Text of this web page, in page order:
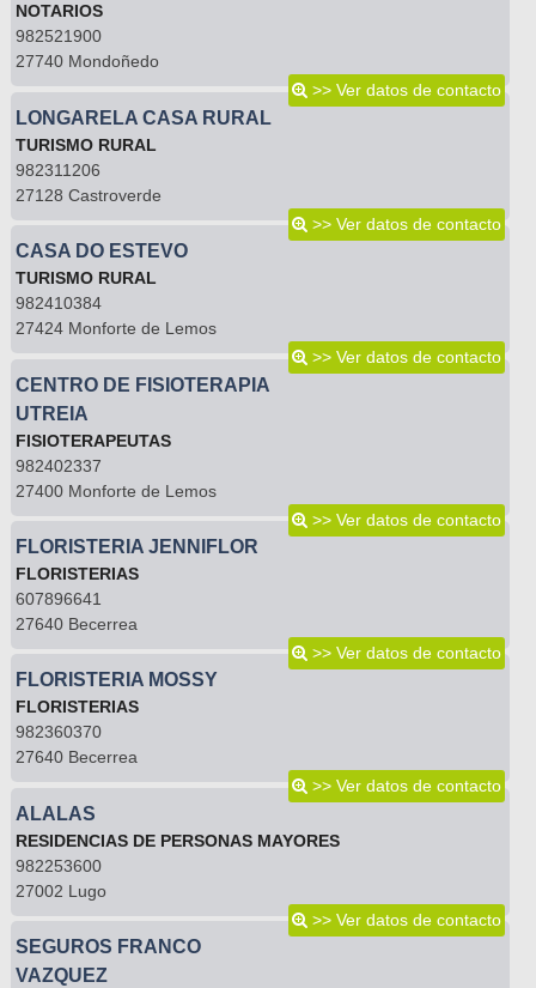
NOTARIOS
982521900
27740 Mondoñedo
>> Ver datos de contacto
LONGARELA CASA RURAL
TURISMO RURAL
982311206
27128 Castroverde
>> Ver datos de contacto
CASA DO ESTEVO
TURISMO RURAL
982410384
27424 Monforte de Lemos
>> Ver datos de contacto
CENTRO DE FISIOTERAPIA
UTREIA
FISIOTERAPEUTAS
982402337
27400 Monforte de Lemos
>> Ver datos de contacto
FLORISTERIA JENNIFLOR
FLORISTERIAS
607896641
27640 Becerrea
>> Ver datos de contacto
FLORISTERIA MOSSY
FLORISTERIAS
982360370
27640 Becerrea
>> Ver datos de contacto
ALALAS
RESIDENCIAS DE PERSONAS MAYORES
982253600
27002 Lugo
>> Ver datos de contacto
SEGUROS FRANCO
VAZQUEZ